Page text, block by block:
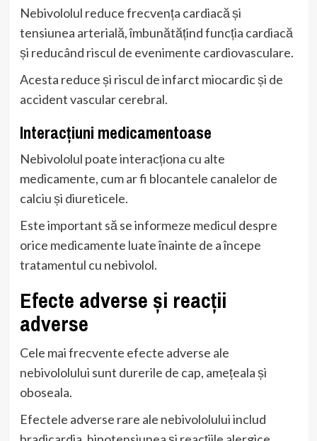
Nebivololul reduce frecvența cardiacă și
tensiunea arterială, îmbunătățind funcția cardiacă
și reducând riscul de evenimente cardiovasculare.
Acesta reduce și riscul de infarct miocardic și de
accident vascular cerebral.
Interacțiuni medicamentoase
Nebivololul poate interacționa cu alte
medicamente, cum ar fi blocantele canalelor de
calciu și diureticele.
Este important să se informeze medicul despre
orice medicamente luate înainte de a începe
tratamentul cu nebivolol.
Efecte adverse și reacții
adverse
Cele mai frecvente efecte adverse ale
nebivololului sunt durerile de cap, amețeala și
oboseala.
Efectele adverse rare ale nebivololului includ